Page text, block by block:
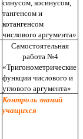
синусом, косинусом,
тангенсом и
котангенсом
числового аргумента»
Самостоятельная
работа №4
«Тригонометрические
функции числового и
углового аргумента»
Контроль знаний
учащихся